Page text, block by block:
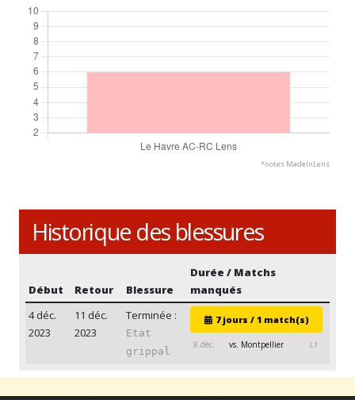
*notes MadeInLens
Historique des blessures
Début Retour Blessure
Durée / Matchs
manqués
4 déc.
2023
11 déc.
2023
Terminée :
Etat
grippal
7 jours / 1 match(s)
8 déc. vs. Montpellier L1